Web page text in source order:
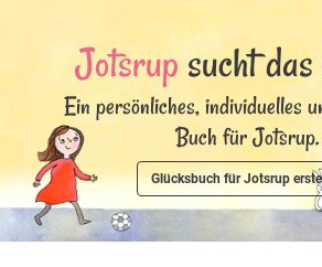
Jotsrup sucht
Ein persönliches, individuelles
Buch für Jotsrup.
Glücksbuch für Jotsrup